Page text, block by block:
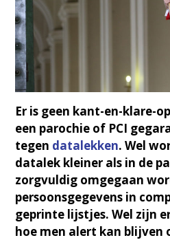
Er is geen kant-en-klare-
een parochie of PCI
tegen datalekken. Wel
datalek kleiner als in de
zorgvuldig omgegaan
persoonsgegevens in
geprinte lijstjes. Wel zijn
hoe men alert kan blijven